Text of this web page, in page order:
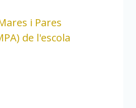
i Pares
de l'escola